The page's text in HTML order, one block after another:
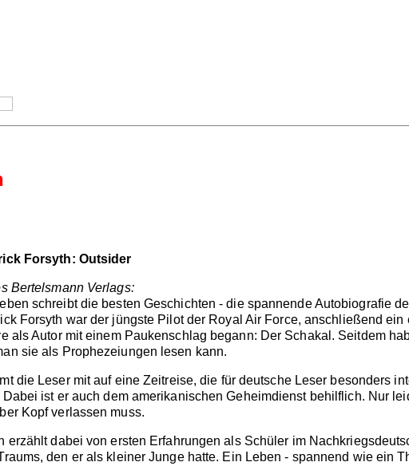
Forsyth: Outsider
Bertelsmann Verlags:
schreibt die besten Geschichten - die spannende Autobiografie
Forsyth war der jüngste Pilot der Royal Air Force, anschließend
als Autor mit einem Paukenschlag begann: Der Schakal. Seitdem
sie als Prophezeiungen lesen kann.
die Leser mit auf eine Zeitreise, die für deutsche Leser besonders
Dabei ist er auch dem amerikanischen Geheimdienst behilflich. Nur
Kopf verlassen muss.
erzählt dabei von ersten Erfahrungen als Schüler im
den er als kleiner Junge hatte. Ein Leben - spannend wie ein